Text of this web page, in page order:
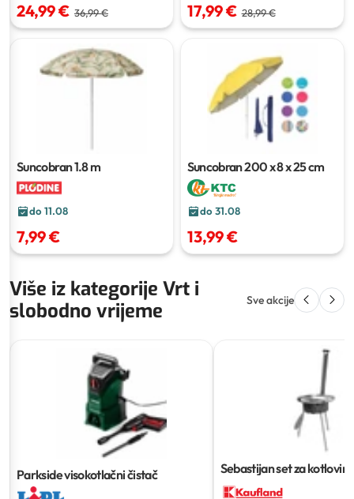
24,99 € 36,99 € 17,99 € 28,99 €
Suncobran1.8 m
do 11.08
7,99 €
Suncobran200 x 8 x 25 cm
do 31.08
13,99 €
Više iz kategorije Vrt i
slobodno vrijeme
Sve akcije
Parkside visokotlačni čistač Sebastijan set za kotlovinu